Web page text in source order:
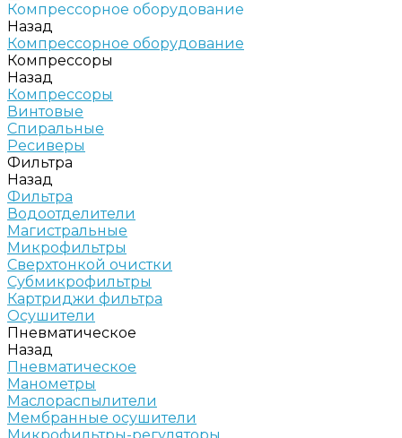
Компрессорное оборудование
Назад
Компрессорное оборудование
Компрессоры
Назад
Компрессоры
Винтовые
Спиральные
Ресиверы
Фильтра
Назад
Фильтра
Водоотделители
Магистральные
Микрофильтры
Сверхтонкой очистки
Субмикрофильтры
Картриджи фильтра
Осушители
Пневматическое
Назад
Пневматическое
Манометры
Маслораспылители
Мембранные осушители